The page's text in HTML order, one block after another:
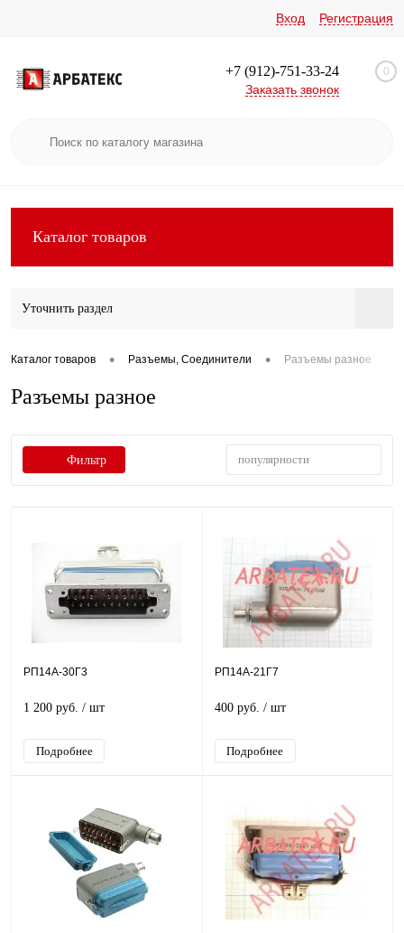
Вход Регистрация
+7 (912)-751-33-24
Заказать звонок
0
Каталог товаров
Уточнить раздел
Каталог товаров • Разъемы, Соединители • Разъемы разное
Разъемы разное
Фильтр популярности
РП14А-30Г3
1 200 руб. / шт
Подробнее
РП14А-21Г7
400 руб. / шт
Подробнее